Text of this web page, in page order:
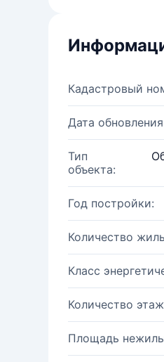
Кадастровый
Дата
Тип
объекта:
Год постройки:
Количество
Класс
Количество
Площадь